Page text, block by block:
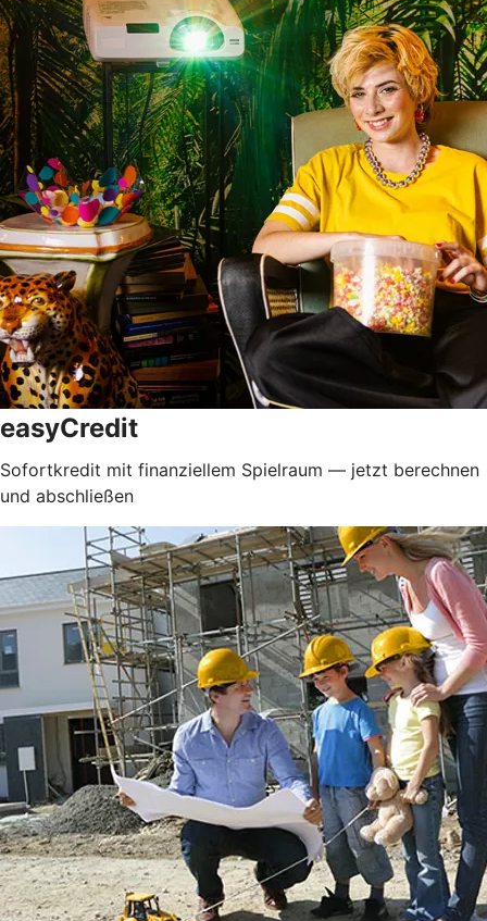
easyCredit
Sofortkredit mit finanziellem Spielraum — jetzt berechnen
und abschließen